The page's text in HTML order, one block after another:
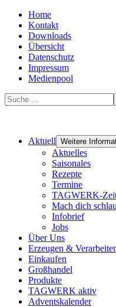
Home
Kontakt
Downloads
Übersicht
Datenschutz
Impressum
Medienpool
Aktuell Weitere
Aktuelles
Saisonales
Rezepte
Termine
TAGWERK-
Mach dich
Infobrief
Jobs
Über Uns
Erzeugen &
Einkaufen
Großhandel
Produkte
TAGWERK aktiv
Adventskalender